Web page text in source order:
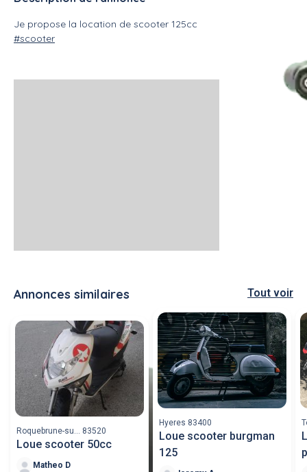
Je propose la location de scooter 125cc
#scooter
Annonces similaires Tout voir
Roquebrune-su... 83520
Loue scooter 50cc
Matheo D
Hyeres 83400
Loue scooter burgman
125